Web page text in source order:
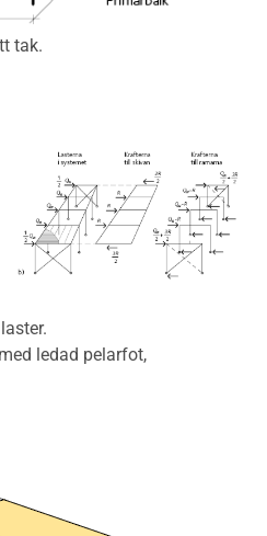
tak.
ledad pelarfot,